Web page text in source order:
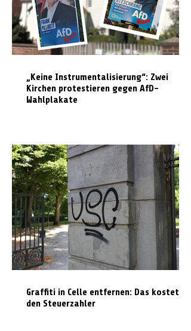
„Keine Instrumentalisierung“: Zwei
Kirchen protestieren gegen AfD-
Wahlplakate
Graffiti in Celle entfernen: Das kostet es
den Steuerzahler